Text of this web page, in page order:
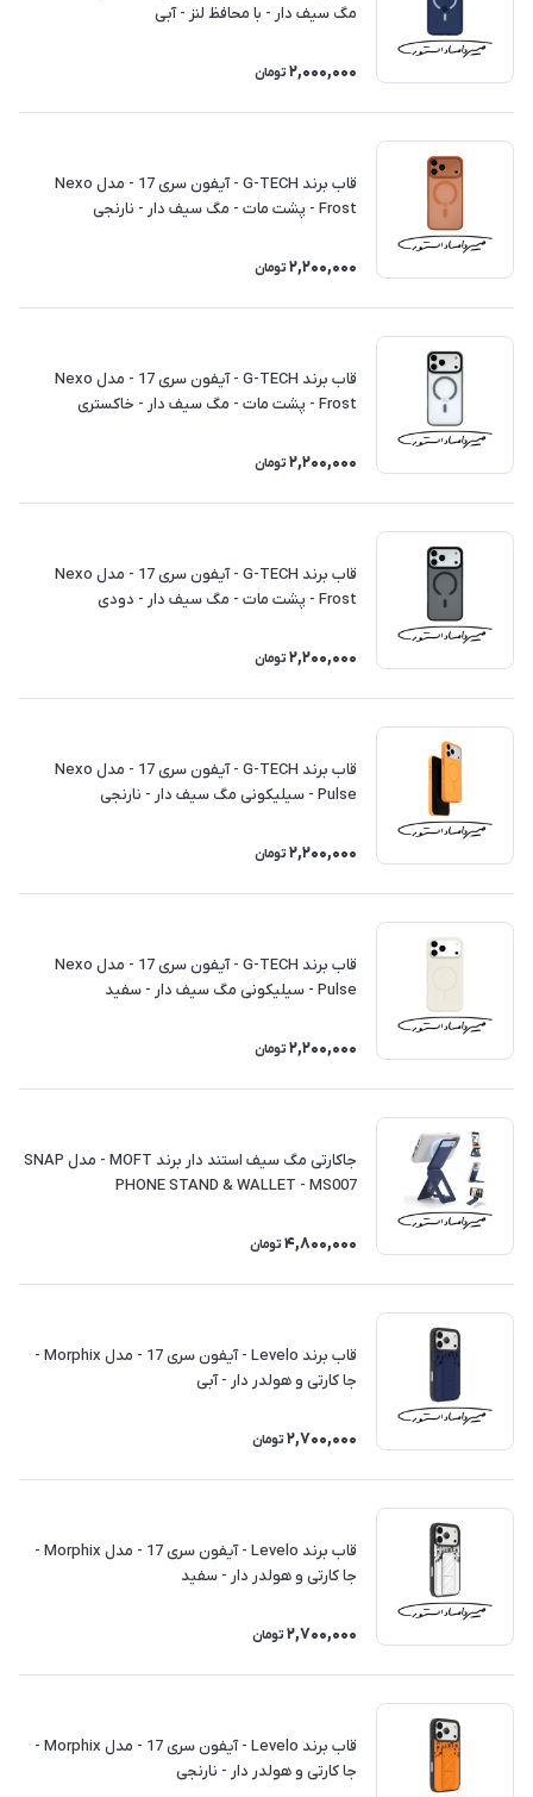
مگ سیف دار - با محافظ لنز - آبی
2,000,000 تومان
قاب برند G-TECH - آیفون سری 17 - مدل Nexo
Frost - پشت مات - مگ سیف دار - نارنجی
2,200,000 تومان
قاب برند G-TECH - آیفون سری 17 - مدل Nexo
Frost - پشت مات - مگ سیف دار - خاکستری
2,200,000 تومان
قاب برند G-TECH - آیفون سری 17 - مدل Nexo
Frost - پشت مات - مگ سیف دار - دودی
2,200,000 تومان
قاب برند G-TECH - آیفون سری 17 - مدل Nexo
Pulse - سیلیکونی مگ سیف دار - نارنجی
2,200,000 تومان
قاب برند G-TECH - آیفون سری 17 - مدل Nexo
Pulse - سیلیکونی مگ سیف دار - سفید
2,200,000 تومان
جاکارتی مگ سیف استند‌ دار برند MOFT - مدل SNAP
PHONE STAND & WALLET - MS007
4,800,000 تومان
قاب برند Levelo - آیفون سری 17 - مدل Morphix -
جا کارتی و هولدر دار - آبی
2,700,000 تومان
قاب برند Levelo - آیفون سری 17 - مدل Morphix -
جا کارتی و هولدر دار - سفید
2,700,000 تومان
قاب برند Levelo - آیفون سری 17 - مدل Morphix -
جا کارتی و هولدر دار - نارنجی